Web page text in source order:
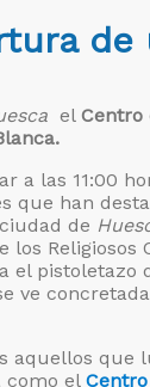
el Centro
a las 11:00
que han
de
los
el
ve
aquellos
como el